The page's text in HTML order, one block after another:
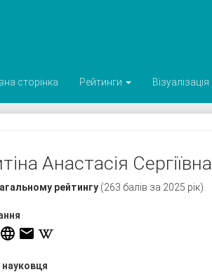
сторінка Рейтинги Візуалізація
Анастасія Сергіївна
рейтингу(263 балів за 2025 рік).
науковця